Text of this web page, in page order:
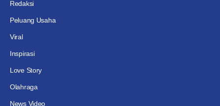
Redaksi
Peluang Usaha
Viral
Inspirasi
Love Story
Olahraga
News Video